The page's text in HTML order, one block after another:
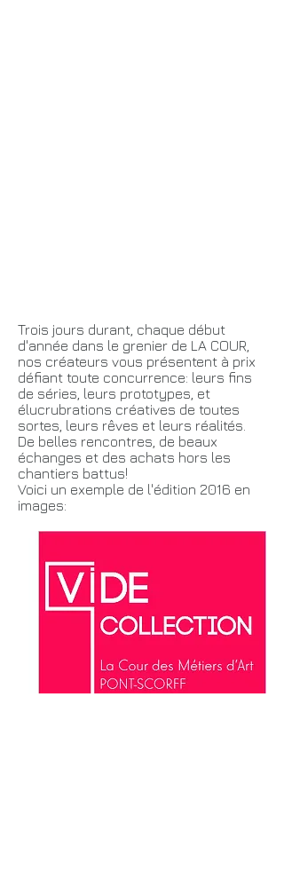
Trois jours durant, chaque début
d'année dans le grenier de LA COUR,
nos créateurs vous présentent à prix
défiant toute concurrence: leurs fins
de séries, leurs prototypes, et
élucrubrations créatives de toutes
sortes, leurs rêves et leurs réalités.
De belles rencontres, de beaux
échanges et des achats hors les
chantiers battus!
Voici un exemple de l'édition 2016 en
images: